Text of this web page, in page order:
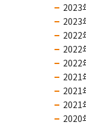
2023
2023
2022
2022
2022
2021
2021
2021
2020